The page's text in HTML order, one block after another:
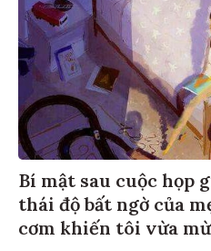
Bí mật sau cuộc họp
thái độ bất ngờ của
cơm khiến tôi vừa